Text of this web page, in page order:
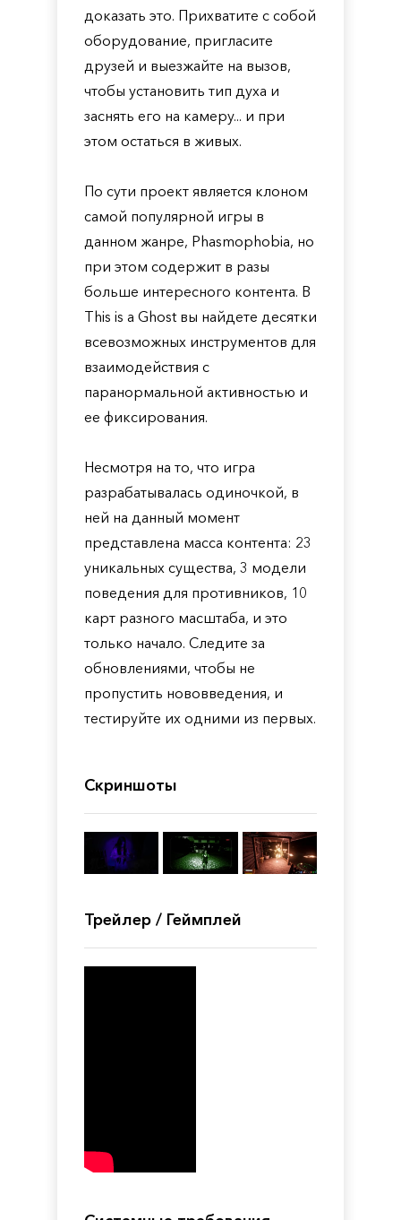
доказать это. Прихватите с собой
оборудование, пригласите
друзей и выезжайте на вызов,
чтобы установить тип духа и
заснять его на камеру... и при
этом остаться в живых.
По сути проект является клоном
самой популярной игры в
данном жанре, Phasmophobia, но
при этом содержит в разы
больше интересного контента. В
This is a Ghost вы найдете десятки
всевозможных инструментов для
взаимодействия с
паранормальной активностью и
ее фиксирования.
Несмотря на то, что игра
разрабатывалась одиночкой, в
ней на данный момент
представлена масса контента: 23
уникальных существа, 3 модели
поведения для противников, 10
карт разного масштаба, и это
только начало. Следите за
обновлениями, чтобы не
пропустить нововведения, и
тестируйте их одними из первых.
Скриншоты
Трейлер / Геймплей